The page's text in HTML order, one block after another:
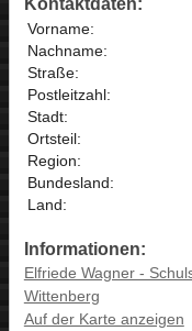
Vorname:
Nachname:
Straße:
Postleitzahl:
Stadt:
Ortsteil:
Region:
Bundesland:
Land:
Informationen:
Elfriede Wagner -
Wittenberg
Auf der Karte anzeigen